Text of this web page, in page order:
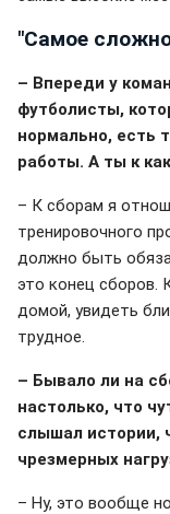
"Самое
– Впереди у
футболисты,
нормально, есть
работы. А ты к
– К сборам я
тренировочного
должно быть
это конец сборов.
домой, увидеть
трудное.
– Бывало ли на
настолько, что
слышал истории,
чрезмерных
– Ну, это вообще